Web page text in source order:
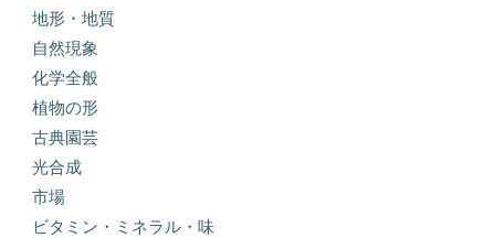
地形・地質
自然現象
化学全般
植物の形
古典園芸
光合成
市場
ビタミン・ミネラル・味